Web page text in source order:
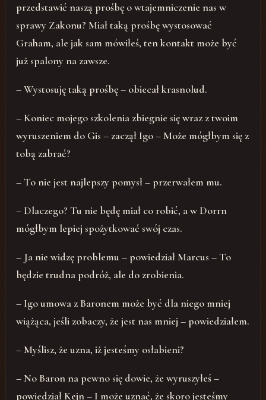
przedstawić naszą prośbę o wtajemniczenie nas w
sprawy Zakonu? Miał taką prośbę wystosować
Graham, ale jak sam mówiłeś, ten kontakt może być
już spalony na zawsze.
– Wystosuję taką prośbę – obiecał krasnolud.
– Koniec mojego szkolenia zbiegnie się wraz z twoim
wyruszeniem do Gis – zaczął Igo – Może mógłbym się z
tobą zabrać?
– To nie jest najlepszy pomysł – przerwałem mu.
– Dlaczego? Tu nie będę miał co robić, a w Dorrn
mógłbym lepiej spożytkować swój czas.
– Ja nie widzę problemu – powiedział Marcus – To
będzie trudna podróż, ale do zrobienia.
– Igo umowa z Baronem może być dla niego mniej
wiążąca, jeśli zobaczy, że jest nas mniej – powiedziałem.
– Myślisz, że uzna, iż jesteśmy osłabieni?
– No Baron na pewno się dowie, że wyruszyłeś –
powiedział Kejn – I może uznać, że skoro jesteśmy